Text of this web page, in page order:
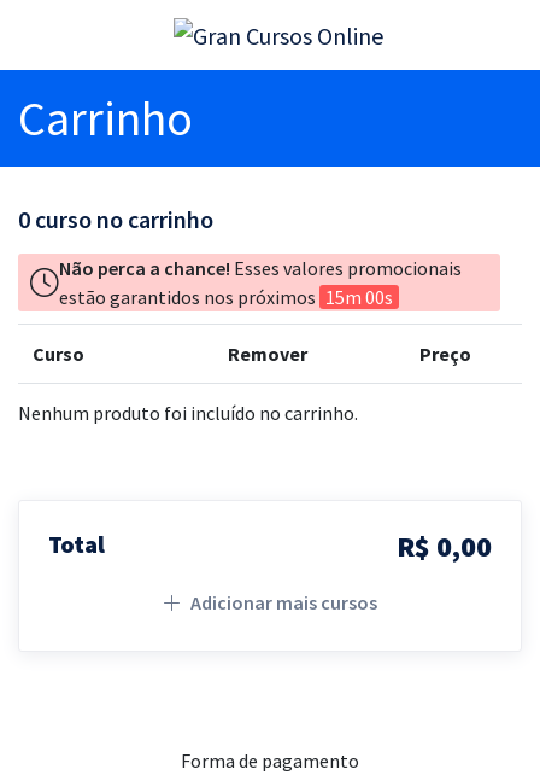
Carrinho
0 curso no carrinho
Não perca a chance! Esses valores promocionais
estão garantidos nos próximos 15m 00s
Curso Remover Preço
Nenhum produto foi incluído no carrinho.
Total R$ 0,00
Adicionar mais cursos
Forma de pagamento